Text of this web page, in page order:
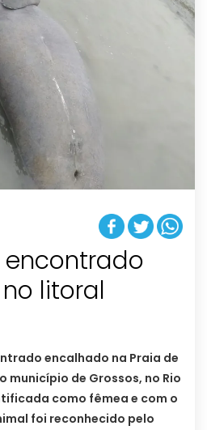
encontrado
litoral
encalhado na Praia de
município de Grossos, no Rio
como fêmea e com o
foi reconhecido pelo